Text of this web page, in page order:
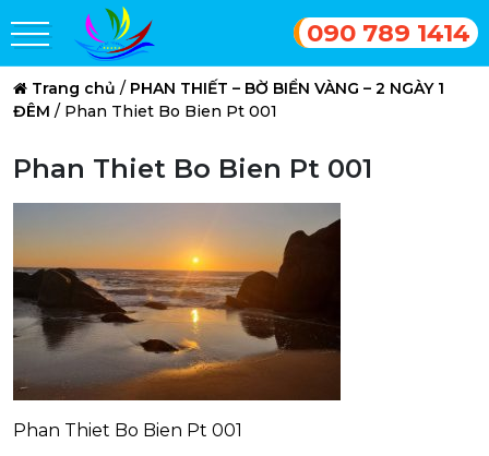
090 789 1414
Trang chủ / PHAN THIẾT – BỜ BIỂN VÀNG – 2 NGÀY 1
ĐÊM / Phan Thiet Bo Bien Pt 001
Phan Thiet Bo Bien Pt 001
Phan Thiet Bo Bien Pt 001